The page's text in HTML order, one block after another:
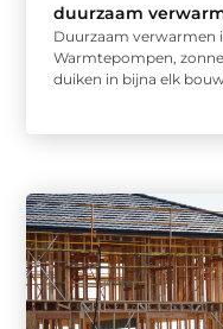
duurzaam
Duurzaam verwarmen
Warmtepompen,
duiken in bijna elk